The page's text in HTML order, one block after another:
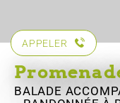
APPELER
BALADE